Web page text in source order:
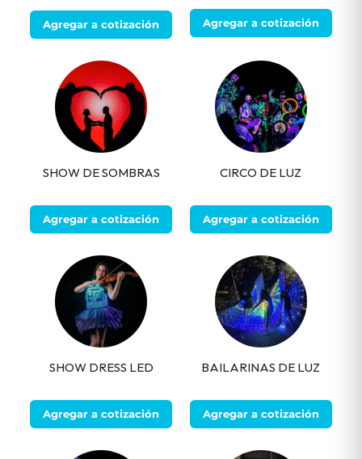
Agregar a cotización Agregar a cotización
SHOW DE SOMBRAS
Agregar a cotización
CIRCO DE LUZ
Agregar a cotización
SHOW DRESS LED
Agregar a cotización
BAILARINAS DE LUZ
Agregar a cotización